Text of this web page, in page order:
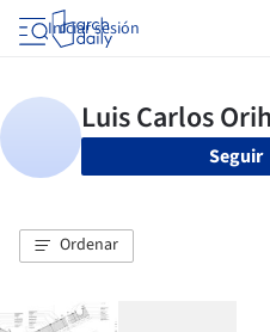
Iniciar sesión
Seguir
Ordenar